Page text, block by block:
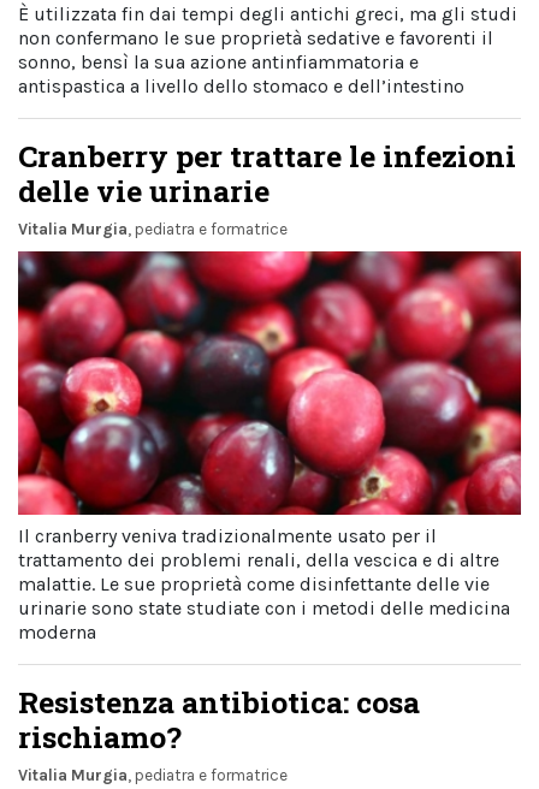
È utilizzata fin dai tempi degli antichi greci, ma gli studi
non confermano le sue proprietà sedative e favorenti il
sonno, bensì la sua azione antinfiammatoria e
antispastica a livello dello stomaco e dell’intestino
Cranberry per trattare le infezioni
delle vie urinarie
Vitalia Murgia , pediatra e formatrice
Il cranberry veniva tradizionalmente usato per il
trattamento dei problemi renali, della vescica e di altre
malattie. Le sue proprietà come disinfettante delle vie
urinarie sono state studiate con i metodi delle medicina
moderna
Resistenza antibiotica: cosa
rischiamo?
Vitalia Murgia, pediatra e formatrice